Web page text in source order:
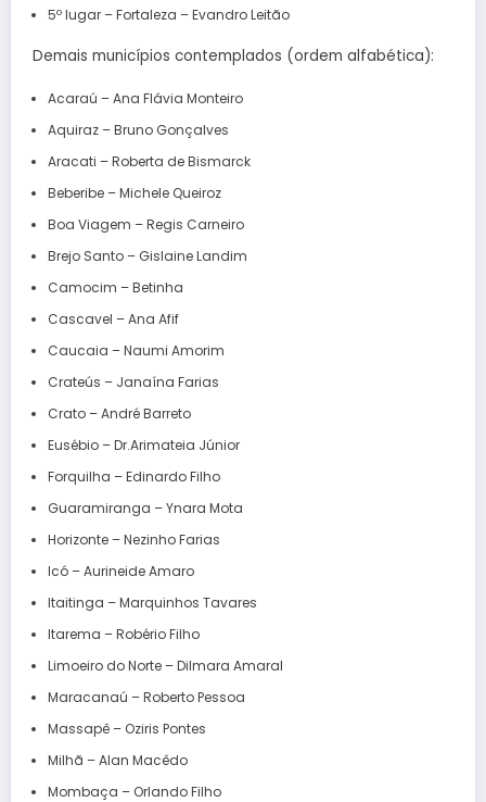
5º lugar – Fortaleza – Evandro Leitão
Demais municípios contemplados (ordem alfabética):
Acaraú – Ana Flávia Monteiro
Aquiraz – Bruno Gonçalves
Aracati – Roberta de Bismarck
Beberibe – Michele Queiroz
Boa Viagem – Regis Carneiro
Brejo Santo – Gislaine Landim
Camocim – Betinha
Cascavel – Ana Afif
Caucaia – Naumi Amorim
Crateús – Janaína Farias
Crato – André Barreto
Eusébio – Dr.Arimateia Júnior
Forquilha – Edinardo Filho
Guaramiranga – Ynara Mota
Horizonte – Nezinho Farias
Icó – Aurineide Amaro
Itaitinga – Marquinhos Tavares
Itarema – Robério Filho
Limoeiro do Norte – Dilmara Amaral
Maracanaú – Roberto Pessoa
Massapê – Oziris Pontes
Milhã – Alan Macêdo
Mombaça – Orlando Filho